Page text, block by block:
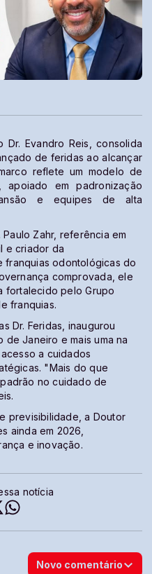
Dr. Evandro Reis, consolida
de feridas ao alcançar
reflete um modelo de
em padronização
e equipes de alta
Zahr, referência em
e criador da
franquias odontológicas do
comprovada, ele
fortalecido pelo Grupo
franquias.
Dr. Feridas, inaugurou
de Janeiro e mais uma na
a cuidados
"Mais do que
no cuidado de
previsibilidade, a Doutor
ainda em 2026,
e inovação.
notícia
Novo comentário